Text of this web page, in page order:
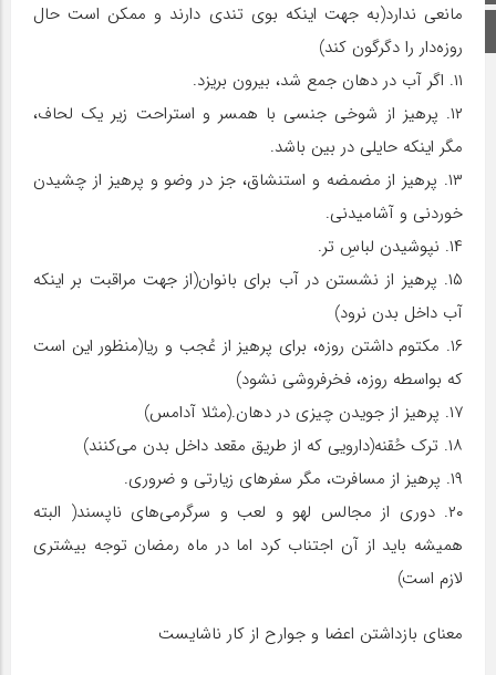
اینستاگرام
مانعی ندارد(به جهت اینکه بوی تندی دارند و ممکن است حال
روزه‌دار را دگرگون کند)
۱۱. اگر آب در دهان جمع شد، بیرون بریزد.
۱۲. پرهیز از شوخی جنسی با همسر و استراحت زیر یک لحاف،
مگر اینکه حایلی در بین باشد.
۱۳. پرهیز از مضمضه و استنشاق، جز در وضو و پرهیز از چشیدن
خوردنی و آشامیدنی.
۱۴. نپوشیدن لباسِ تر.
۱۵. پرهیز از نشستن در آب برای بانوان(از جهت مراقبت بر اینکه
آب داخل بدن نرود)
۱۶. مکتوم داشتن روزه، برای پرهیز از عُجب و ریا(منظور این است
که بواسطه روزه، فخرفروشی نشود)
۱۷. پرهیز از جویدن چیزی در دهان.(مثلا آدامس)
۱۸. ترک حُقنه(دارویی که از طریق مقعد داخل بدن می‌کنند)
۱۹. پرهیز از مسافرت، مگر سفرهای زیارتی و ضروری.
۲۰. دوری از مجالس لهو و لعب و سرگرمی‌های ناپسند( البته
همیشه باید از آن اجتناب کرد اما در ماه رمضان توجه بیشتری
لازم است)
معنای بازداشتن اعضا و جوارح از کار ناشایست